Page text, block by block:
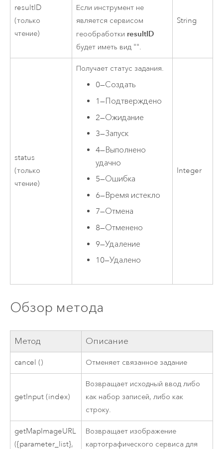
resultID
(только
чтение)
Если инструмент не
является сервисом
геообработки resultID
будет иметь вид "".
String
status
(только
чтение)
Получает статус задания.
0—Создать
1—Подтверждено
2—Ожидание
3—Запуск
4—Выполнено
удачно
5—Ошибка
6—Время истекло
7—Отмена
8—Отменено
9—Удаление
10—Удалено
Integer
Обзор метода
Метод Описание
cancel () Отменяет связанное задание
getInput (index)
Возвращает исходный ввод либо
как набор записей, либо как
строку.
getMapImageURL
({parameter_list},
Возвращает изображение
картографического сервиса для